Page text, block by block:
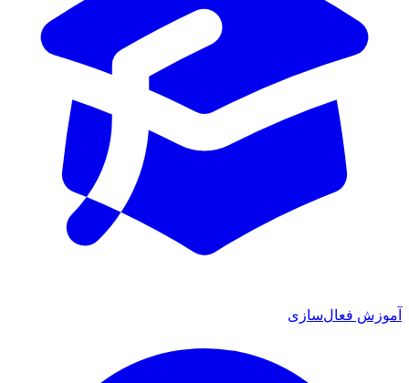
آموزش فعال‌سازی